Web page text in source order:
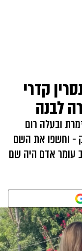
קדרי
לבנה
ובעלה רום
- וחשפו את השם
עומר אדם היה שם